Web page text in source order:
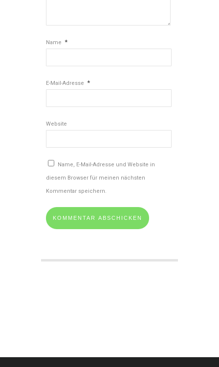
Name *
E-Mail-Adresse *
Website
Name, E-Mail-Adresse und Website in
diesem Browser für meinen nächsten
Kommentar speichern.